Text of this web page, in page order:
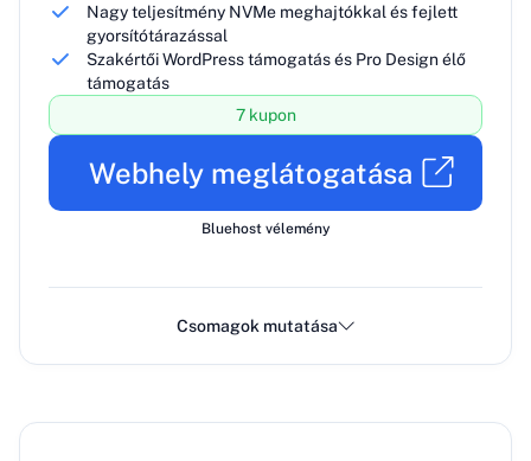
Nagy teljesítmény NVMe meghajtókkal és fejlett
gyorsítótárazással
Szakértői WordPress támogatás és Pro Design élő
támogatás
7 kupon
Webhely meglátogatása
Bluehost vélemény
Csomagok mutatása